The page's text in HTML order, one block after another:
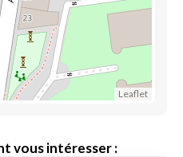
Leaflet
vous intéresser :